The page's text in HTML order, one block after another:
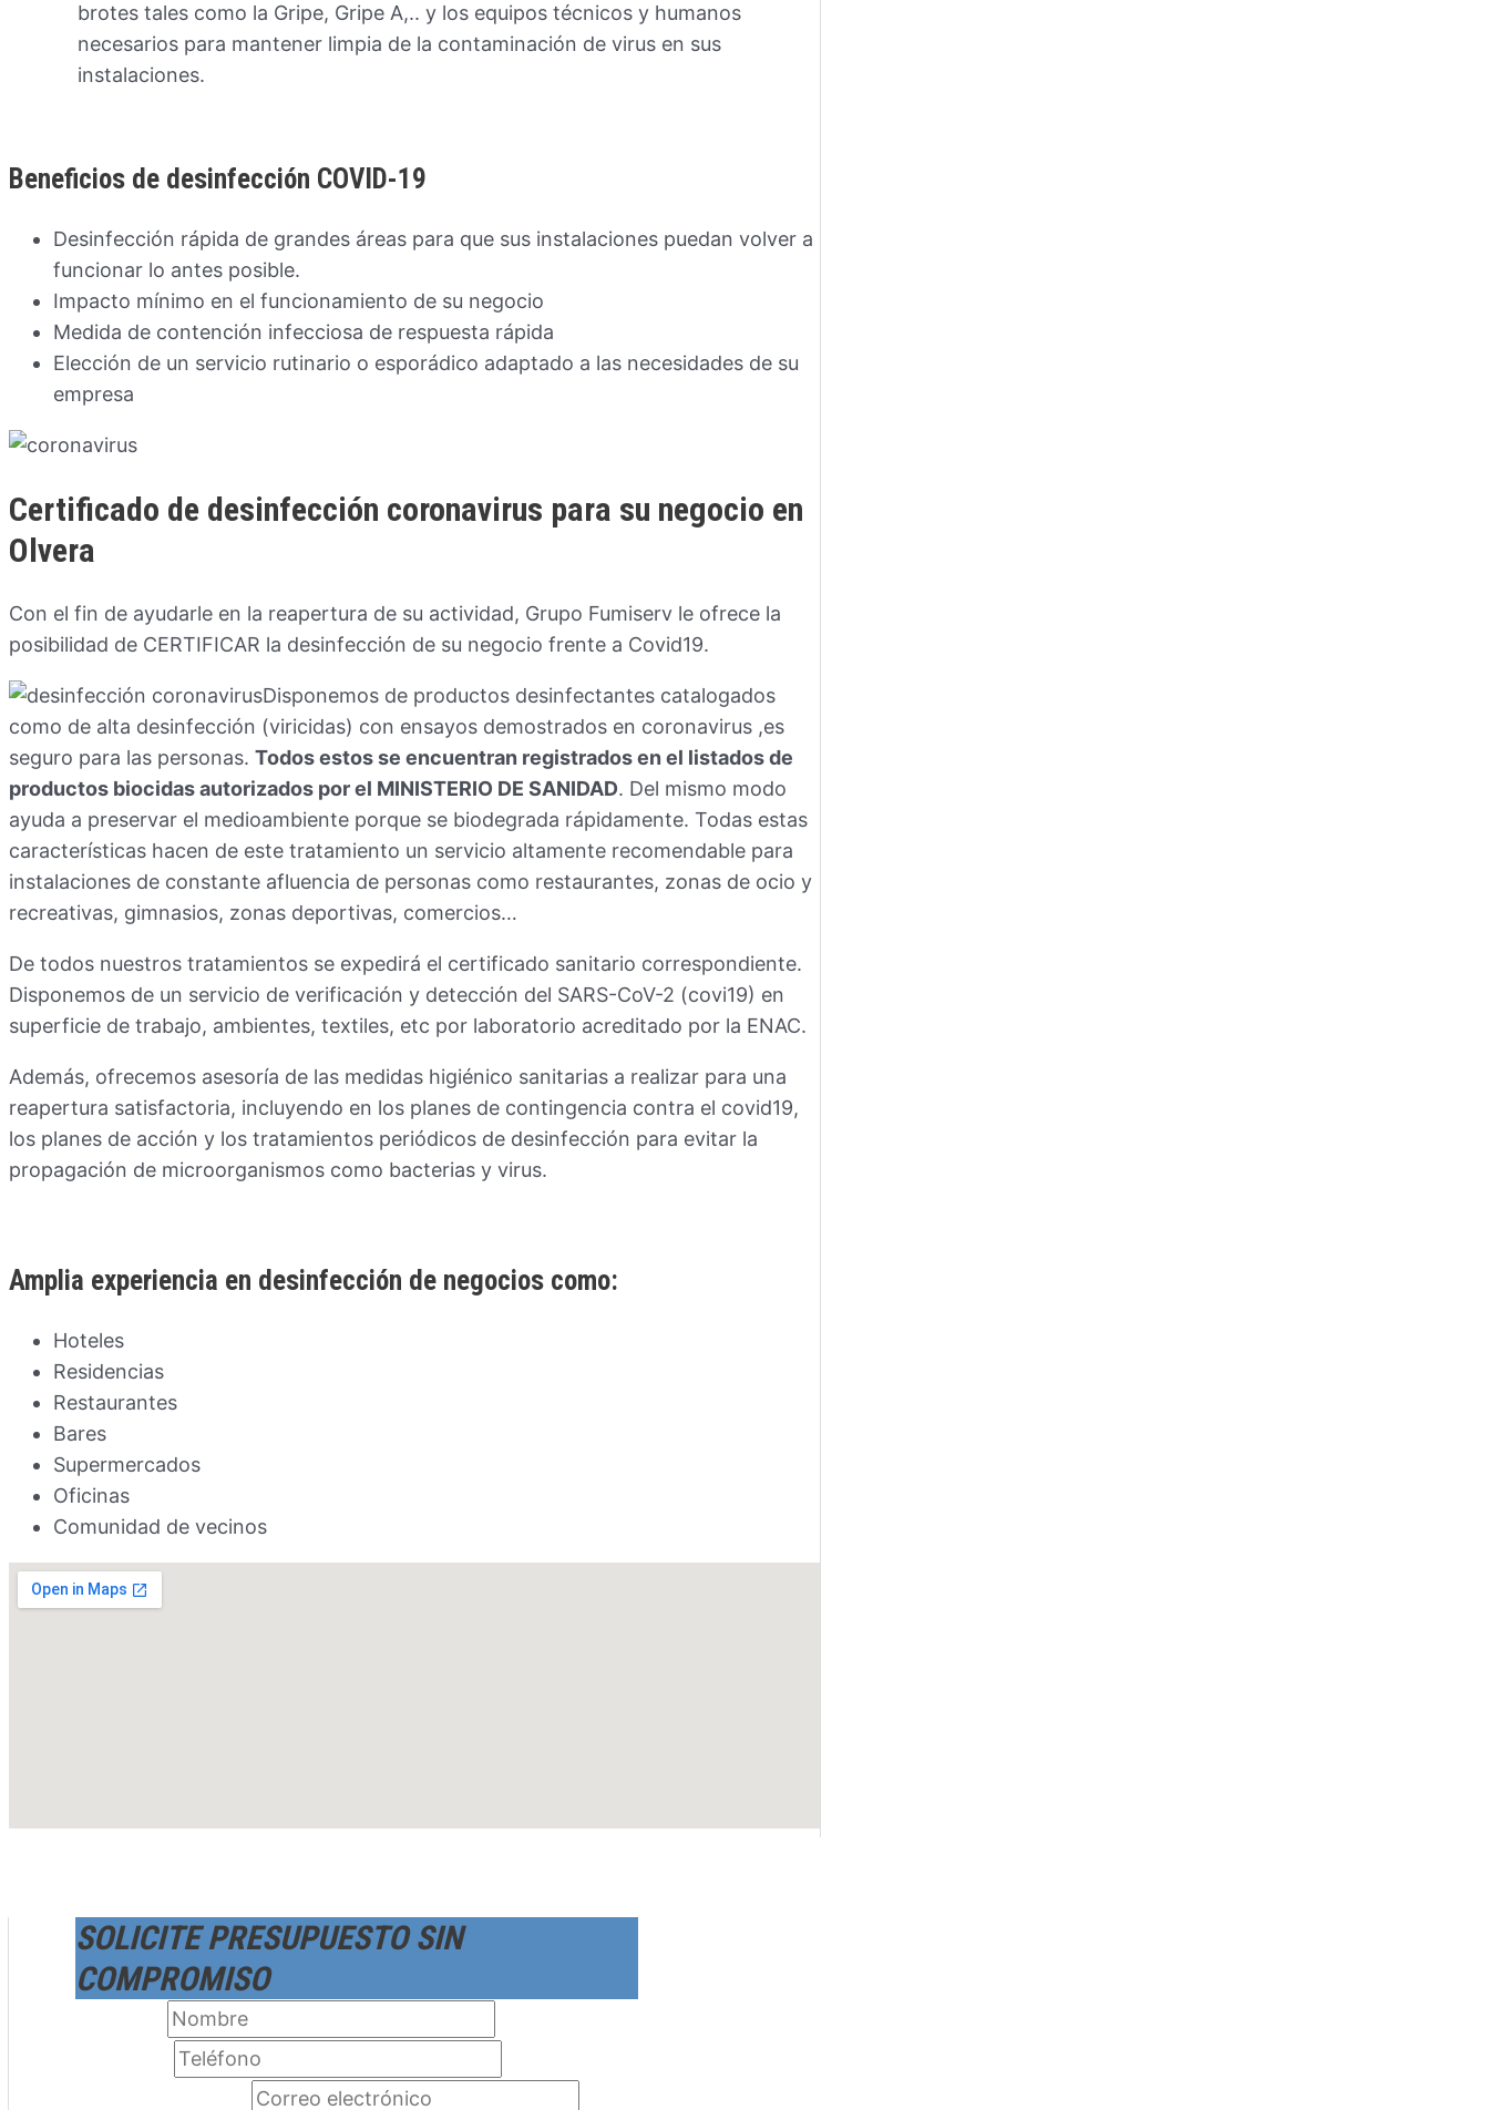
brotes tales como la Gripe, Gripe A,.. y los equipos técnicos y humanos
necesarios para mantener limpia de la contaminación de virus en sus
instalaciones.
Beneficios de desinfección COVID-19
Desinfección rápida de grandes áreas para que sus instalaciones puedan volver a
funcionar lo antes posible.
Impacto mínimo en el funcionamiento de su negocio
Medida de contención infecciosa de respuesta rápida
Elección de un servicio rutinario o esporádico adaptado a las necesidades de su
empresa
Certificado de desinfección coronavirus para su negocio en
Olvera
Con el fin de ayudarle en la reapertura de su actividad, Grupo Fumiserv le ofrece la
posibilidad de CERTIFICAR la desinfección de su negocio frente a Covid19.
Disponemos de productos desinfectantes catalogados
como de alta desinfección (viricidas) con ensayos demostrados en coronavirus ,es
seguro para las personas. Todos estos se encuentran registrados en el listados de
productos biocidas autorizados por el MINISTERIO DE SANIDAD. Del mismo modo
ayuda a preservar el medioambiente porque se biodegrada rápidamente. Todas estas
características hacen de este tratamiento un servicio altamente recomendable para
instalaciones de constante afluencia de personas como restaurantes, zonas de ocio y
recreativas, gimnasios, zonas deportivas, comercios…
De todos nuestros tratamientos se expedirá el certificado sanitario correspondiente.
Disponemos de un servicio de verificación y detección del SARS-CoV-2 (covi19) en
superficie de trabajo, ambientes, textiles, etc por laboratorio acreditado por la ENAC.
Además, ofrecemos asesoría de las medidas higiénico sanitarias a realizar para una
reapertura satisfactoria, incluyendo en los planes de contingencia contra el covid19,
los planes de acción y los tratamientos periódicos de desinfección para evitar la
propagación de microorganismos como bacterias y virus.
Amplia experiencia en desinfección de negocios como:
Hoteles
Residencias
Restaurantes
Bares
Supermercados
Oficinas
Comunidad de vecinos
SOLICITE PRESUPUESTO SIN
COMPROMISO